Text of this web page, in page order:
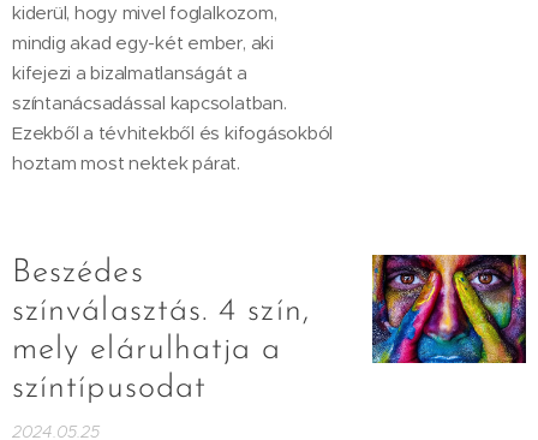
kiderül, hogy mivel foglalkozom,
mindig akad egy-két ember, aki
kifejezi a bizalmatlanságát a
színtanácsadással kapcsolatban.
Ezekből a tévhitekből és kifogásokból
hoztam most nektek párat.
Beszédes
színválasztás. 4 szín,
mely elárulhatja a
színtípusodat
2024.05.25